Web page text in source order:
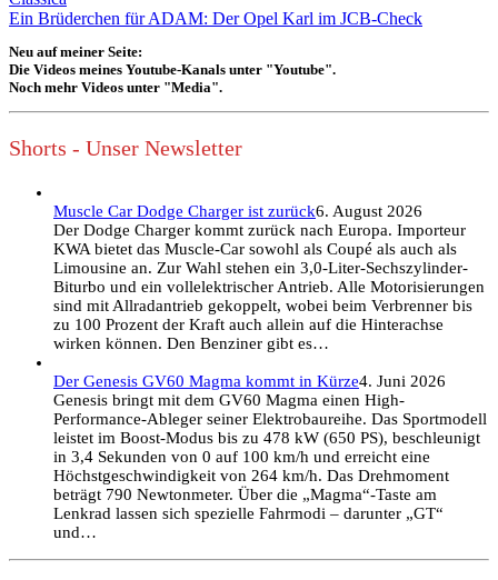
Ein Brüderchen für ADAM: Der Opel Karl im JCB-Check
Neu auf meiner Seite:
Die Videos meines Youtube-Kanals unter "Youtube".
Noch mehr Videos unter "Media".
Shorts - Unser Newsletter
Muscle Car Dodge Charger ist zurück6. August 2026
Der Dodge Charger kommt zurück nach Europa. Importeur
KWA bietet das Muscle-Car sowohl als Coupé als auch als
Limousine an. Zur Wahl stehen ein 3,0-Liter-Sechszylinder-
Biturbo und ein vollelektrischer Antrieb. Alle Motorisierungen
sind mit Allradantrieb gekoppelt, wobei beim Verbrenner bis
zu 100 Prozent der Kraft auch allein auf die Hinterachse
wirken können. Den Benziner gibt es…
Der Genesis GV60 Magma kommt in Kürze4. Juni 2026
Genesis bringt mit dem GV60 Magma einen High-
Performance-Ableger seiner Elektrobaureihe. Das Sportmodell
leistet im Boost-Modus bis zu 478 kW (650 PS), beschleunigt
in 3,4 Sekunden von 0 auf 100 km/h und erreicht eine
Höchstgeschwindigkeit von 264 km/h. Das Drehmoment
beträgt 790 Newtonmeter. Über die „Magma“-Taste am
Lenkrad lassen sich spezielle Fahrmodi – darunter „GT“
und…